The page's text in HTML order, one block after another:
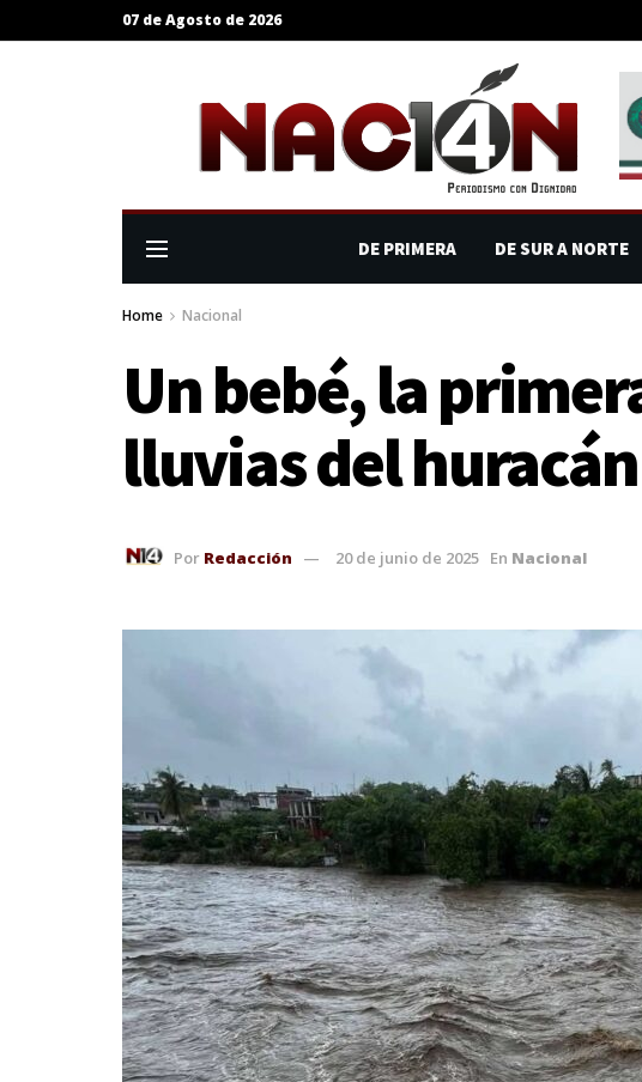
07 de Agosto de 2026
DE PRIMERA DE SUR A NORTE
Home Nacional
Un bebé, la
lluvias del
Por Redacción 20 de junio de 2025 En Nacional